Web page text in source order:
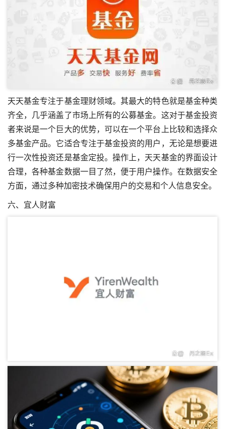
天天基金专注于基金理财领域。其最大的特色就是基金种类
齐全，几乎涵盖了市场上所有的公募基金。这对于基金投资
者来说是一个巨大的优势，可以在一个平台上比较和选择众
多基金产品。它适合专注于基金投资的用户，无论是想要进
行一次性投资还是基金定投。操作上，天天基金的界面设计
合理，各种基金数据一目了然，便于用户操作。在数据安全
方面，通过多种加密技术确保用户的交易和个人信息安全。
六、宜人财富